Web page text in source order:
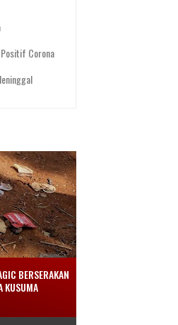
Corona
BERSERAKAN
KUSUMA